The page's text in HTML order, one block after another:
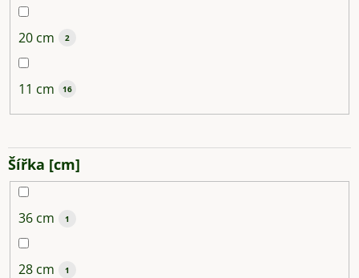
20 cm 2
11 cm 16
Šířka [cm]
36 cm 1
28 cm 1